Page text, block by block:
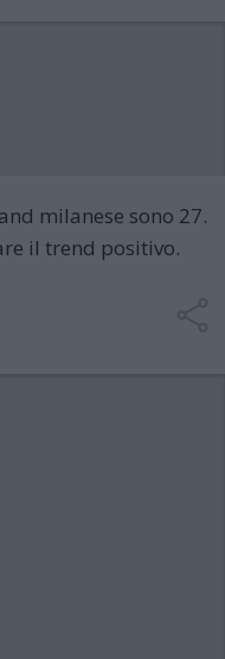
milanese sono 27.
il trend positivo.